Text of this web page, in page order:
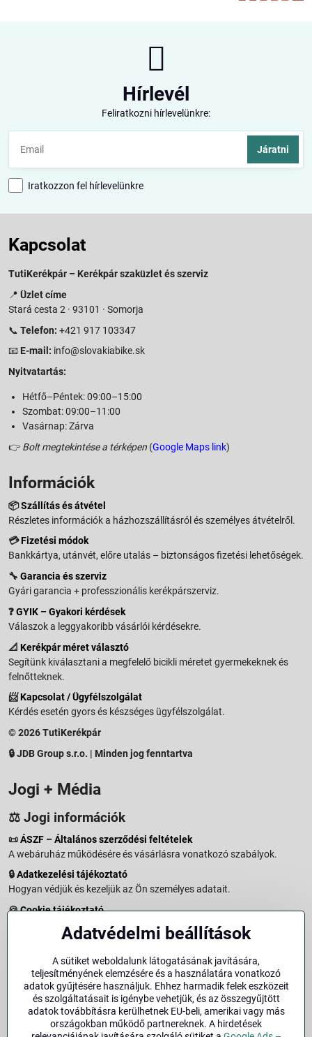
Hírlevél
Feliratkozni hírlevelünkre:
Járatni
Iratkozzon fel hírlevelünkre
Kapcsolat
TutiKerékpár – Kerékpár szaküzlet és szerviz
📍 Üzlet címe
Stará cesta 2 · 93101 · Somorja
📞 Telefon: +421 917 103347
📧 E-mail: info@slovakiabike.sk
Nyitvatartás:
Hétfő–Péntek: 09:00–15:00
Szombat: 09:00–11:00
Vasárnap: Zárva
👉 Bolt megtekintése a térképen (Google Maps link)
Információk
📦Szállítás és átvétel
Részletes információk a házhozszállításról és személyes átvételről.
💳Fizetési módok
Bankkártya, utánvét, előre utalás – biztonságos fizetési lehetőségek.
🔧 Garancia és szerviz
Gyári garancia + professzionális kerékpárszerviz.
❓GYIK – Gyakori kérdések
Válaszok a leggyakoribb vásárlói kérdésekre.
📐 Kerékpár méret választó
Segítünk kiválasztani a megfelelő bicikli méretet gyermekeknek és
felnőtteknek.
📨Kapcsolat / Ügyfélszolgálat
Kérdés esetén gyors és készséges ügyfélszolgálat.
© 2026 TutiKerékpár
🔒 JDB Group s.r.o. | Minden jog fenntartva
Jogi + Média
⚖️ Jogi információk
📜ÁSZF – Általános szerződési feltételek
A webáruház működésére és vásárlásra vonatkozó szabályok.
🔒Adatkezelési tájékoztató
Hogyan védjük és kezeljük az Ön személyes adatait.
🍪Cookie tájékoztató
A weboldalon használt sütikről és adatkezelésről.
Vásárlástól való elállás menete és feltételei.
Elállás a szerződéstől
Impresszum
Üzemeltetői adatok és jogi tudnivalók.
Adatvédelmi beállítások
A sütiket weboldalunk látogatásának javítására,
teljesítményének elemzésére és a használatára vonatkozó
adatok gyűjtésére használjuk. Ehhez harmadik felek eszközeit
és szolgáltatásait is igénybe vehetjük, és az összegyűjtött
adatok továbbításra kerülhetnek EU-beli, amerikai vagy más
országokban működő partnereknek. A hirdetések